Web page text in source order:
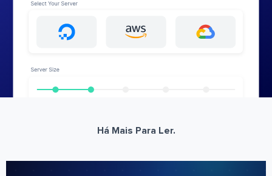
Há Mais Para Ler.